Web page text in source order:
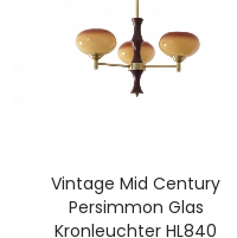
Vintage Mid Century
Persimmon Glas
Kronleuchter HL840